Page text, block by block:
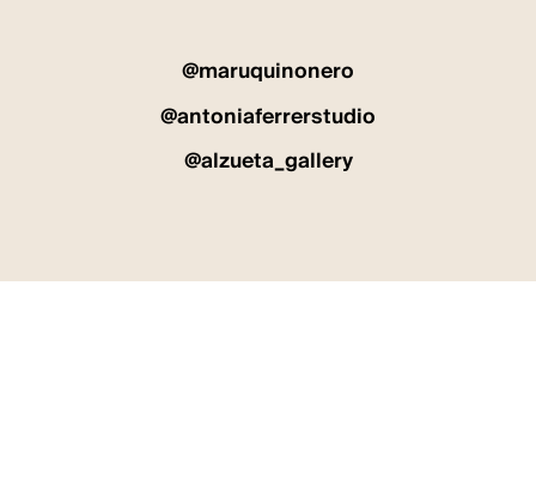
@maruquinonero
@antoniaferrerstudio
@alzueta_gallery